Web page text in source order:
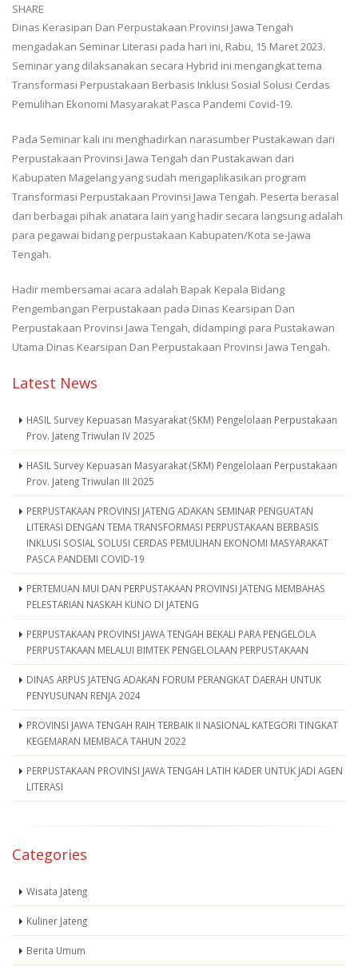
SHARE
Dinas Kerasipan Dan Perpustakaan Provinsi Jawa Tengah
mengadakan Seminar Literasi pada hari ini, Rabu, 15 Maret 2023.
Seminar yang dilaksanakan secara Hybrid ini mengangkat tema
Transformasi Perpustakaan Berbasis Inklusi Sosial Solusi Cerdas
Pemulihan Ekonomi Masyarakat Pasca Pandemi Covid-19.
Pada Seminar kali ini menghadirkan narasumber Pustakawan dari
Perpustakaan Provinsi Jawa Tengah dan Pustakawan dari
Kabupaten Magelang yang sudah mengaplikasikan program
Transformasi Perpustakaan Provinsi Jawa Tengah. Peserta berasal
dari berbagai pihak anatara lain yang hadir secara langsung adalah
para pegawai bidang perpustakaan Kabupaten/Kota se-Jawa
Tengah.
Hadir membersamai acara adalah Bapak Kepala Bidang
Pengembangan Perpustakaan pada Dinas Kearsipan Dan
Perpustakaan Provinsi Jawa Tengah, didampingi para Pustakawan
Utama Dinas Kearsipan Dan Perpustakaan Provinsi Jawa Tengah.
Latest News
HASIL Survey Kepuasan Masyarakat (SKM) Pengelolaan Perpustakaan
Prov. Jateng Triwulan IV 2025
HASIL Survey Kepuasan Masyarakat (SKM) Pengelolaan Perpustakaan
Prov. Jateng Triwulan III 2025
PERPUSTAKAAN PROVINSI JATENG ADAKAN SEMINAR PENGUATAN
LITERASI DENGAN TEMA TRANSFORMASI PERPUSTAKAAN BERBASIS
INKLUSI SOSIAL SOLUSI CERDAS PEMULIHAN EKONOMI MASYARAKAT
PASCA PANDEMI COVID-19
PERTEMUAN MUI DAN PERPUSTAKAAN PROVINSI JATENG MEMBAHAS
PELESTARIAN NASKAH KUNO DI JATENG
PERPUSTAKAAN PROVINSI JAWA TENGAH BEKALI PARA PENGELOLA
PERPUSTAKAAN MELALUI BIMTEK PENGELOLAAN PERPUSTAKAAN
DINAS ARPUS JATENG ADAKAN FORUM PERANGKAT DAERAH UNTUK
PENYUSUNAN RENJA 2024
PROVINSI JAWA TENGAH RAIH TERBAIK II NASIONAL KATEGORI TINGKAT
KEGEMARAN MEMBACA TAHUN 2022
PERPUSTAKAAN PROVINSI JAWA TENGAH LATIH KADER UNTUK JADI AGEN
LITERASI
Categories
Wisata Jateng
Kuliner Jateng
Berita Umum